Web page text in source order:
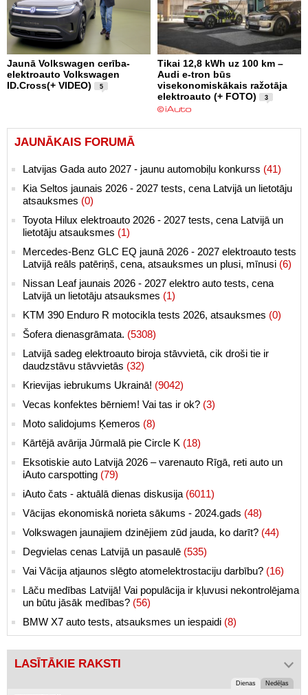
Jaunā Volkswagen cerība-
elektroauto Volkswagen
ID.Cross(+ VIDEO)
5
Tikai 12,8 kWh uz 100 km –
Audi e-tron būs
visekonomiskākais ražotāja
elektroauto (+ FOTO)
3
JAUNĀKAIS FORUMĀ
Latvijas Gada auto 2027 - jaunu automobiļu konkurss (41)
Kia Seltos jaunais 2026 - 2027 tests, cena Latvijā un lietotāju
atsauksmes (0)
Toyota Hilux elektroauto 2026 - 2027 tests, cena Latvijā un
lietotāju atsauksmes (1)
Mercedes-Benz GLC EQ jaunā 2026 - 2027 elektroauto tests
Latvijā reāls patēriņš, cena, atsauksmes un plusi, mīnusi (6)
Nissan Leaf jaunais 2026 - 2027 elektro auto tests, cena
Latvijā un lietotāju atsauksmes (1)
KTM 390 Enduro R motocikla tests 2026, atsauksmes (0)
Šofera dienasgrāmata. (5308)
Latvijā sadeg elektroauto biroja stāvvietā, cik droši tie ir
daudzstāvu stāvvietās (32)
Krievijas iebrukums Ukrainā! (9042)
Vecas konfektes bērniem! Vai tas ir ok? (3)
Moto salidojums Ķemeros (8)
Kārtējā avārija Jūrmalā pie Circle K (18)
Eksotiskie auto Latvijā 2026 – varenauto Rīgā, reti auto un
iAuto carspotting (79)
iAuto čats - aktuālā dienas diskusija (6011)
Vācijas ekonomiskā norieta sākums - 2024.gads (48)
Volkswagen jaunajiem dzinējiem zūd jauda, ko darīt? (44)
Degvielas cenas Latvijā un pasaulē (535)
Vai Vācija atjaunos slēgto atomelektrostaciju darbību? (16)
Lāču medības Latvijā! Vai populācija ir kļuvusi nekontrolējama
un būtu jāsāk medības? (56)
BMW X7 auto tests, atsauksmes un iespaidi (8)
LASĪTĀKIE RAKSTI
Dienas Nedēļas